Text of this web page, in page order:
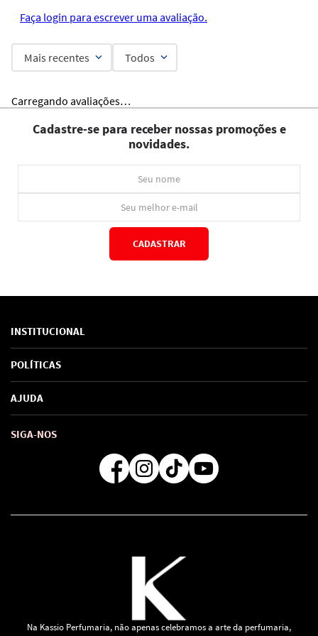
Faça login para escrever uma avaliação.
Mais recentes Todos
Carregando avaliações…
Cadastre-se para receber nossas promoções e
novidades.
CADASTRAR
INSTITUCIONAL
Sobre Nós
Marcas
SAC de marcas
Como comprar
POLÍTICAS
Política de Privacidade
Troca e Devoluções
Formas de Pagamento
Regra de Frete Grátis
AJUDA
SIGA-NOS
Na Kassio Perfumaria, não apenas celebramos a arte da perfumaria,